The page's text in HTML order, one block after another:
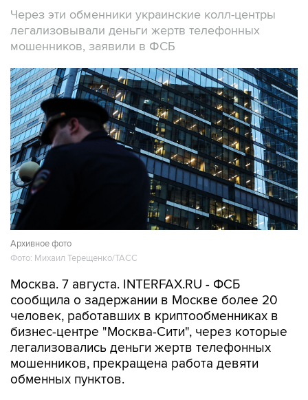
Через эти обменники украинские колл-центры
легализовывали деньги жертв телефонных
мошенников, заявили в ФСБ
Архивное фото
Фото: Михаил Терещенко/ТАСС
Москва. 7 августа. INTERFAX.RU - ФСБ
сообщила о задержании в Москве более 20
человек, работавших в криптообменниках в
бизнес-центре "Москва-Сити", через которые
легализовались деньги жертв телефонных
мошенников, прекращена работа девяти
обменных пунктов.